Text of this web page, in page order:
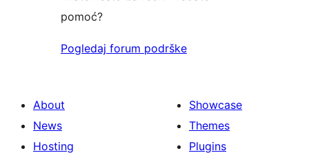
pomoć?
Pogledaj forum podrške
About
News
Hosting
Showcase
Themes
Plugins